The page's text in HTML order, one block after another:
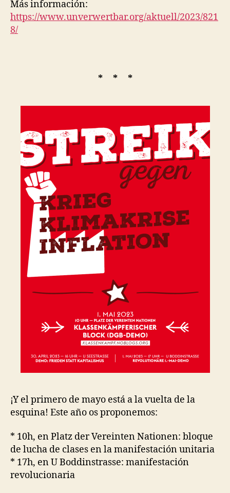
Más información:
https://www.unverwertbar.org/aktuell/2023/821
8/
* * *
¡Y el primero de mayo está a la vuelta de la
esquina! Este año os proponemos:
* 10h, en Platz der Vereinten Nationen: bloque
de lucha de clases en la manifestación unitaria
* 17h, en U Boddinstrasse: manifestación
revolucionaria